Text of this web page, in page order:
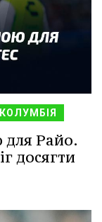
КОЛУМБІЯ
Райо.
досягти